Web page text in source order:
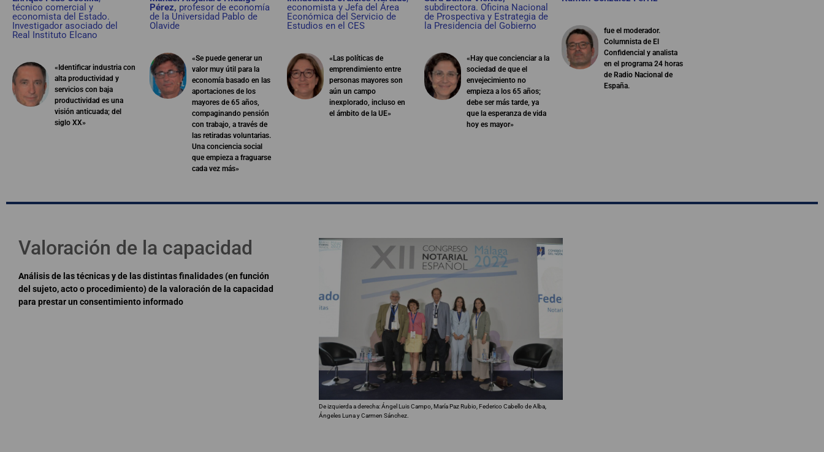
técnico comercial y
economista del Estado.
Investigador asociado del
Real Instituto Elcano
«Identificar industria con
alta productividad y
servicios con baja
productividad es una
visión anticuada; del
siglo XX»
Pérez, profesor de economía
de la Universidad Pablo de
Olavide
«Se puede generar un
valor muy útil para la
economía basado en las
aportaciones de los
mayores de 65 años,
compaginando pensión
con trabajo, a través de
las retiradas voluntarias.
Una conciencia social
que empieza a fraguarse
cada vez más»
economista y Jefa del Área
Económica del Servicio de
Estudios en el CES
«Las políticas de
emprendimiento entre
personas mayores son
aún un campo
inexplorado, incluso en
el ámbito de la UE»
subdirectora. Oficina Nacional
de Prospectiva y Estrategia de
la Presidencia del Gobierno
«Hay que concienciar a la
sociedad de que el
envejecimiento no
empieza a los 65 años;
debe ser más tarde, ya
que la esperanza de vida
hoy es mayor»
fue el moderador.
Columnista de El
Confidencial y analista
en el programa 24 horas
de Radio Nacional de
España.
Valoración de la capacidad
Análisis de las técnicas y de las distintas finalidades (en función
del sujeto, acto o procedimiento) de la valoración de la capacidad
para prestar un consentimiento informado
De izquierda a derecha: Ángel Luis Campo, María Paz Rubio, Federico Cabello de Alba,
Ángeles Luna y Carmen Sánchez.